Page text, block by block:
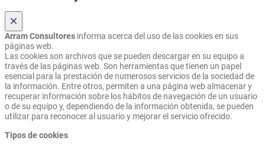
×
Arram Consultores informa acerca del uso de las cookies en sus
páginas web.
Las cookies son archivos que se pueden descargar en su equipo a
través de las páginas web. Son herramientas que tienen un papel
esencial para la prestación de numerosos servicios de la sociedad de
la información. Entre otros, permiten a una página web almacenar y
recuperar información sobre los hábitos de navegación de un usuario
o de su equipo y, dependiendo de la información obtenida, se pueden
utilizar para reconocer al usuario y mejorar el servicio ofrecido.
Tipos de cookies